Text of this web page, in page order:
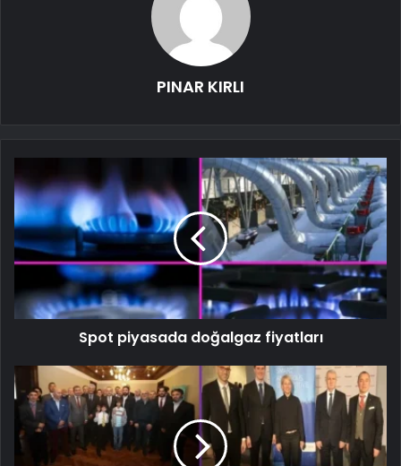
PINAR KIRLI
Spot piyasada doğalgaz fiyatları